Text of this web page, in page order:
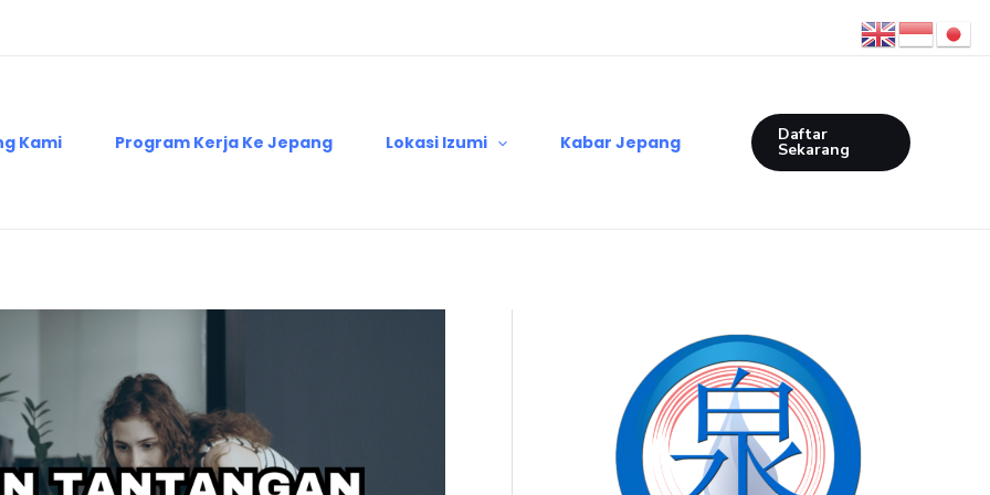
Kami Program Kerja Ke Jepang Lokasi Izumi Kabar Jepang Daftar
Sekarang